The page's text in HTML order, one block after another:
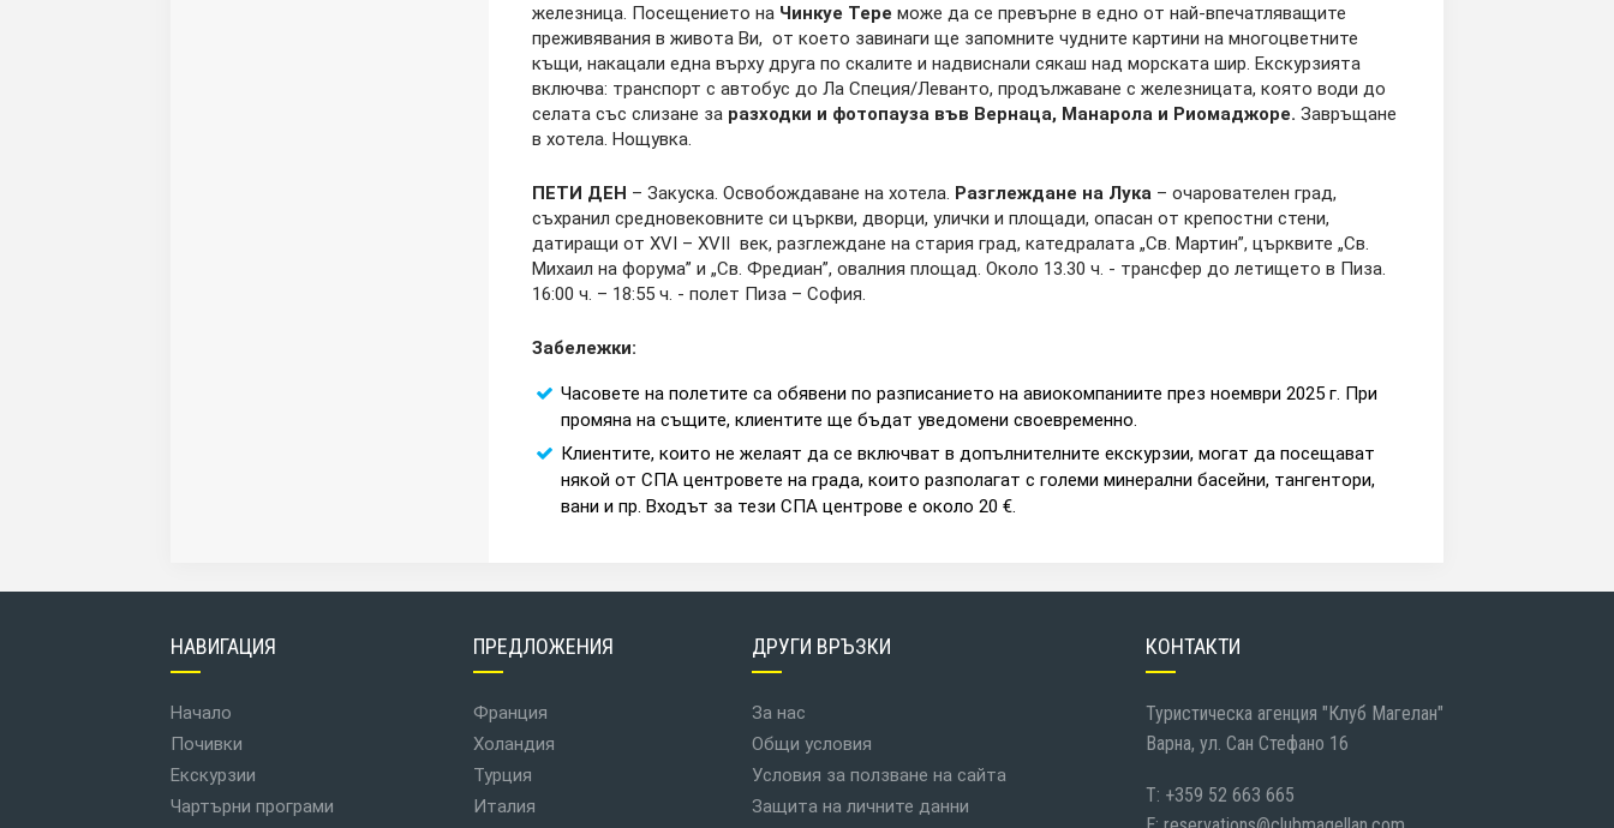
железница. Посещението на Чинкуе Тере може да се превърне в едно от най-впечатляващите
преживявания в живота Ви, от което завинаги ще запомните чудните картини на многоцветните
къщи, накацали една върху друга по скалите и надвиснали сякаш над морската шир. Екскурзията
включва: транспорт с автобус до Ла Специя/Леванто, продължаване с железницата, която води до
селата със слизане за разходки и фотопауза във Вернаца, Манарола и Риомаджоре. Завръщане
в хотела. Нощувка.
ПЕТИ ДЕН – Закуска. Освобождаване на хотела. Разглеждане на Лука – очарователен град,
съхранил средновековните си църкви, дворци, улички и площади, опасан от крепостни стени,
датиращи от XVI – XVII век, разглеждане на стария град, катедралата „Св. Мартин”, църквите „Св.
Михаил на форума” и „Св. Фредиан”, овалния площад. Около 13.30 ч. - трансфер до летището в Пиза.
16:00 ч. – 18:55 ч. - полет Пиза – София.
Забележки:
Часовете на полетите са обявени по разписанието на авиокомпаниите през ноември 2025 г. При
промяна на същите, клиентите ще бъдат уведомени своевременно.
Клиентите, които не желаят да се включват в допълнителните екскурзии, могат да посещават
някой от СПА центровете на града, които разполагат с големи минерални басейни, тангентори,
вани и пр. Входът за тези СПА центрове е около 20 €.
НАВИГАЦИЯ
Начало
Почивки
Екскурзии
Чартърни програми
ПРЕДЛОЖЕНИЯ
Франция
Холандия
Турция
Италия
ДРУГИ ВРЪЗКИ
За нас
Общи условия
Условия за ползване на сайта
Защита на личните данни
КОНТАКТИ
Туристическа агенция "Клуб Магелан"
Варна, ул. Сан Стефано 16
T: +359 52 663 665